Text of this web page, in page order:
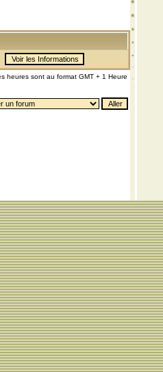
heures sont au format GMT + 1 Heure